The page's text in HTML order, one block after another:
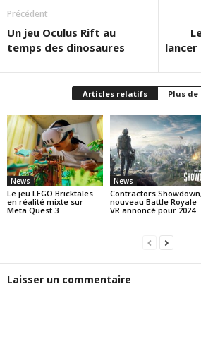
Précédent
Un jeu Oculus Rift au
temps des dinosaures
lancer
Articles relatifs Plus
News
Le jeu LEGO Bricktales
en réalité mixte sur
Meta Quest 3
News
Contractors
nouveau Battle Royale
VR annoncé pour 2024
Laisser un commentaire